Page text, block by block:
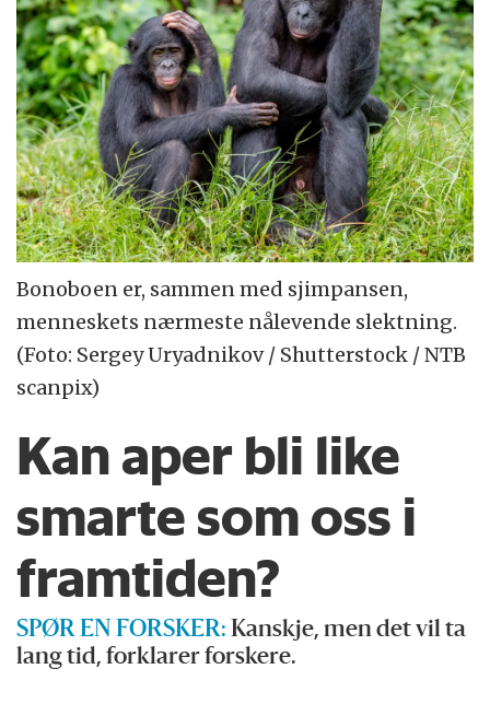
Bonoboen er, sammen med sjimpansen,
menneskets nærmeste nålevende slektning.
(Foto: Sergey Uryadnikov / Shutterstock / NTB
scanpix)
Kan aper bli like
smarte som oss i
framtiden?
SPØR EN FORSKER: Kanskje, men det vil ta
lang tid, forklarer forskere.